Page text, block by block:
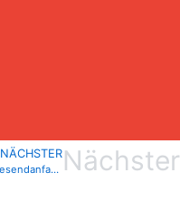
NÄCHSTER
Jahresendanfangsfeier 2022/2023 Nächster